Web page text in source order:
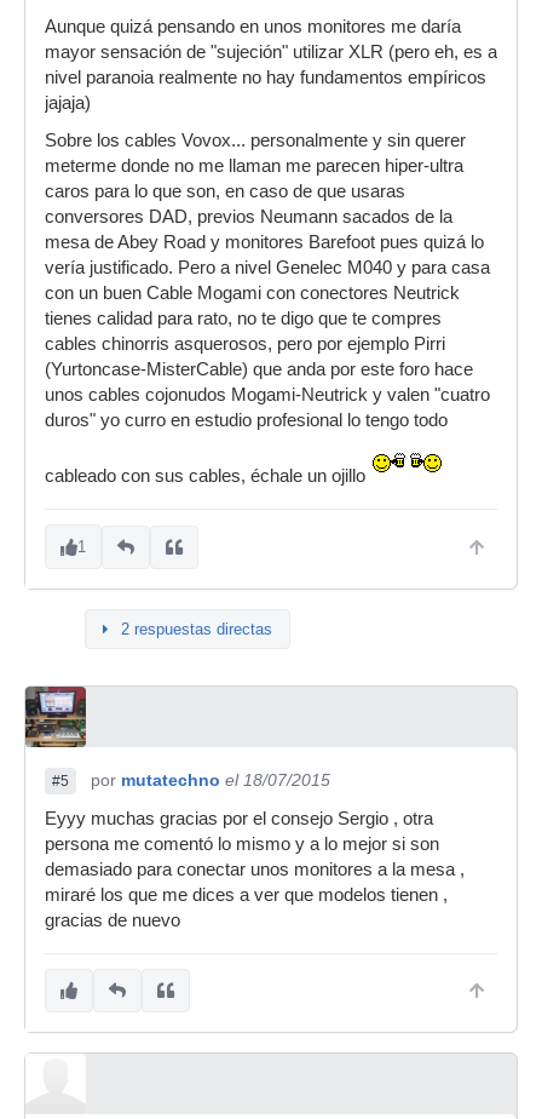
Aunque quizá pensando en unos monitores me daría
mayor sensación de "sujeción" utilizar XLR (pero eh, es a
nivel paranoia realmente no hay fundamentos empíricos
jajaja)
Sobre los cables Vovox... personalmente y sin querer
meterme donde no me llaman me parecen hiper-ultra
caros para lo que son, en caso de que usaras
conversores DAD, previos Neumann sacados de la
mesa de Abey Road y monitores Barefoot pues quizá lo
vería justificado. Pero a nivel Genelec M040 y para casa
con un buen Cable Mogami con conectores Neutrick
tienes calidad para rato, no te digo que te compres
cables chinorris asquerosos, pero por ejemplo Pirri
(Yurtoncase-MisterCable) que anda por este foro hace
unos cables cojonudos Mogami-Neutrick y valen "cuatro
duros" yo curro en estudio profesional lo tengo todo
cableado con sus cables, échale un ojillo
1
2 respuestas directas
#5 por mutatechno el 18/07/2015
Eyyy muchas gracias por el consejo Sergio , otra
persona me comentó lo mismo y a lo mejor si son
demasiado para conectar unos monitores a la mesa ,
miraré los que me dices a ver que modelos tienen ,
gracias de nuevo